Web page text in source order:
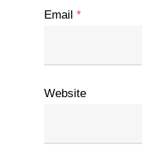
Email *
Website